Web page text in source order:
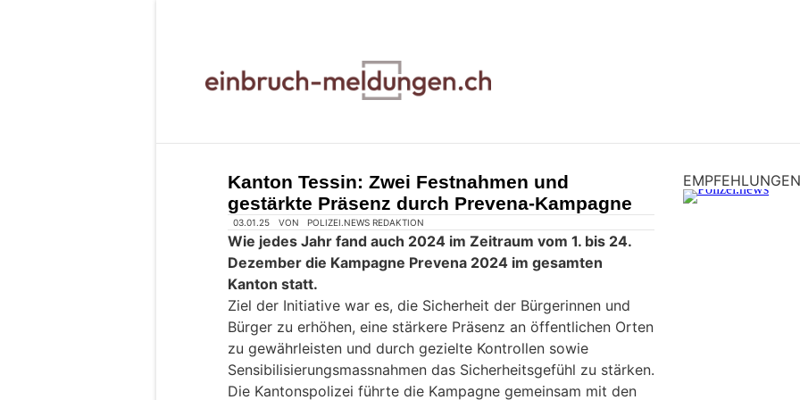
Kanton Tessin: Zwei Festnahmen und
gestärkte Präsenz durch Prevena-Kampagne
03.01.25 VON POLIZEI.NEWS REDAKTION
Wie jedes Jahr fand auch 2024 im Zeitraum vom 1. bis 24.
Dezember die Kampagne Prevena 2024 im gesamten
Kanton statt.
Ziel der Initiative war es, die Sicherheit der Bürgerinnen und
Bürger zu erhöhen, eine stärkere Präsenz an öffentlichen Orten
zu gewährleisten und durch gezielte Kontrollen sowie
Sensibilisierungsmassnahmen das Sicherheitsgefühl zu stärken.
Die Kantonspolizei führte die Kampagne gemeinsam mit den
EMPFEHLUNGEN